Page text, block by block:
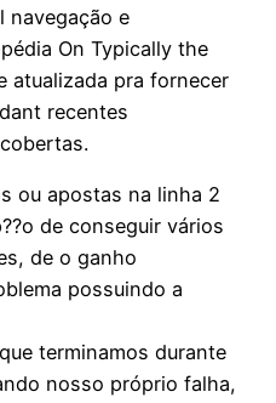
navegação e
On Typically the
atualizada pra fornecer
recentes
ou apostas na linha 2
de conseguir vários
de o ganho
possuindo a
terminamos durante
nosso próprio falha,